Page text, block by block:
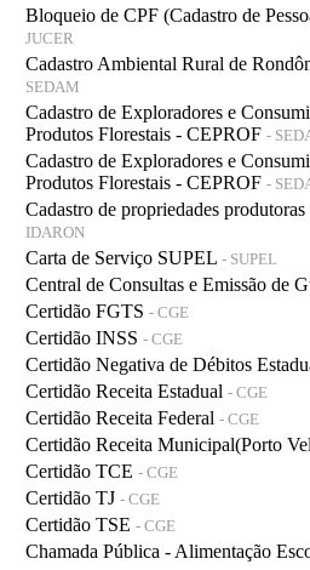
Bloqueio de CPF (Cadastro de
JUCER
Cadastro Ambiental Rural de
SEDAM
Cadastro de Exploradores e
Produtos Florestais - CEPROF -
Cadastro de Exploradores e
Produtos Florestais - CEPROF -
Cadastro de propriedades produtoras
IDARON
Carta de Serviço SUPEL - SUPEL
Central de Consultas e Emissão de
Certidão FGTS - CGE
Certidão INSS - CGE
Certidão Negativa de Débitos
Certidão Receita Estadual - CGE
Certidão Receita Federal - CGE
Certidão Receita Municipal(Porto
Certidão TCE - CGE
Certidão TJ - CGE
Certidão TSE - CGE
Chamada Pública - Alimentação